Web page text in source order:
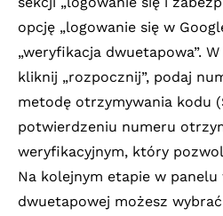
opcję „logowanie się w
„weryfikacja dwuetapowa”.
kliknij „rozpocznij”, podaj
metodę otrzymywania kodu
potwierdzeniu numeru
weryfikacyjnym, który
Na kolejnym etapie w panelu
dwuetapowej możesz